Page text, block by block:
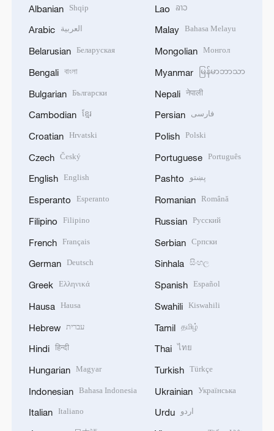
Albanian Shqip
Arabic العربية
Belarusian Беларуская
Bengali বাংলা
Bulgarian Български
Cambodian ខ្មែរ
Croatian Hrvatski
Czech Český
English English
Esperanto Esperanto
Filipino Filipino
French Français
German Deutsch
Greek Ελληνικά
Hausa Hausa
Hebrew עברית
Hindi हिन्दी
Hungarian Magyar
Indonesian Bahasa Indonesia
Italian Italiano
Lao ລາວ
Malay Bahasa Melayu
Mongolian Монгол
Myanmar မြန်မာဘာသာ
Nepali नेपाली
Persian فارسی
Polish Polski
Portuguese Português
Pashto پښتو
Romanian Română
Russian Русский
Serbian Српски
Sinhala සිංහල
Spanish Español
Swahili Kiswahili
Tamil தமிழ்
Thai ไทย
Turkish Türkçe
Ukrainian Українська
Urdu اردو